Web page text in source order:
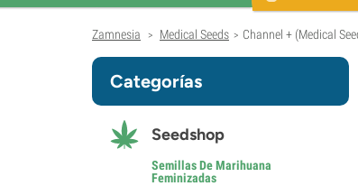
Zamnesia > Medical Seeds > Channel + (Medical
Categorías
Seedshop
Semillas De Marihuana
Feminizadas